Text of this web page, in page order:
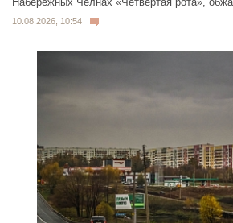
10.08.2026, 10:54